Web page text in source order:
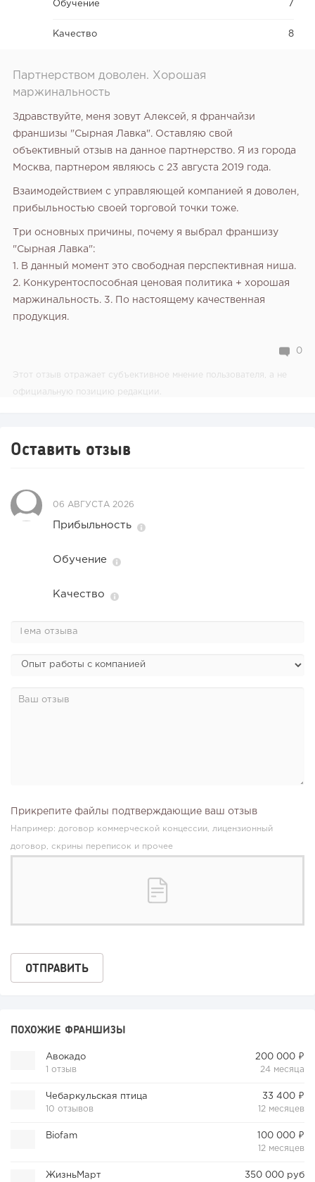
Обучение 7
Качество 8
Партнерством доволен. Хорошая
маржинальность
Здравствуйте, меня зовут Алексей, я франчайзи
франшизы "Сырная Лавка". Оставляю свой
объективный отзыв на данное партнерство. Я из города
Москва, партнером являюсь с 23 августа 2019 года.
Взаимодействием с управляющей компанией я доволен,
прибыльностью своей торговой точки тоже.
Три основных причины, почему я выбрал франшизу
"Сырная Лавка":
1. В данный момент это свободная перспективная ниша.
2. Конкурентоспособная ценовая политика + хорошая
маржинальность. 3. По настоящему качественная
продукция.
0
Этот отзыв отражает субъективное мнение пользователя, а не
официальную позицию редакции.
Оставить отзыв
06 АВГУСТА 2026
Прибыльность
Обучение
Качество
Прикрепите файлы подтверждающие ваш отзыв
Например: договор коммерческой концессии, лицензионный
договор, скрины переписок и прочее
ПОХОЖИЕ ФРАНШИЗЫ
Авокадо
1 отзыв
200 000 ₽
24 месяца
Чебаркульская птица
10 отзывов
33 400 ₽
12 месяцев
Biofam
100 000 ₽
12 месяцев
ЖизньМарт
350 000 руб